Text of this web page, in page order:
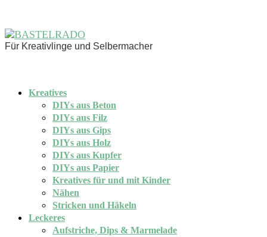
Für Kreativlinge und Selbermacher
Kreatives
DIYs aus Beton
DIYs aus Filz
DIYs aus Gips
DIYs aus Holz
DIYs aus Kupfer
DIYs aus Papier
Kreatives für und mit Kinder
Nähen
Stricken und Häkeln
Leckeres
Aufstriche, Dips & Marmelade